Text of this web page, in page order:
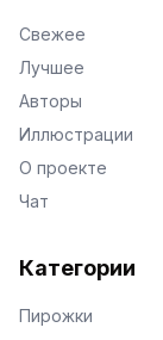
Свежее
Лучшее
Авторы
Иллюстрации
О проекте
Чат
Категории
Пирожки